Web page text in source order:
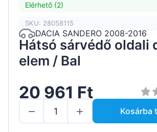
Elérhető (2)
SKU: 28058115
DACIA SANDERO 2008-2016
Hátsó sárvédő oldali
elem / Bal
20 961 Ft
Kosárba